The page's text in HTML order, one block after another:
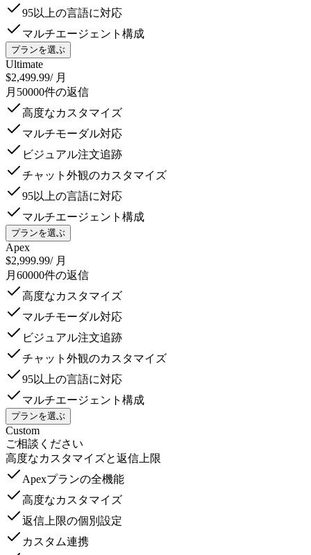
95以上の言語に対応
マルチエージェント構成
プランを選ぶ
Ultimate
$2,499.99/ 月
月50000件の返信
高度なカスタマイズ
マルチモーダル対応
ビジュアル注文追跡
チャット外観のカスタマイズ
95以上の言語に対応
マルチエージェント構成
プランを選ぶ
Apex
$2,999.99/ 月
月60000件の返信
高度なカスタマイズ
マルチモーダル対応
ビジュアル注文追跡
チャット外観のカスタマイズ
95以上の言語に対応
マルチエージェント構成
プランを選ぶ
Custom
ご相談ください
高度なカスタマイズと返信上限
Apexプランの全機能
高度なカスタマイズ
返信上限の個別設定
カスタム連携